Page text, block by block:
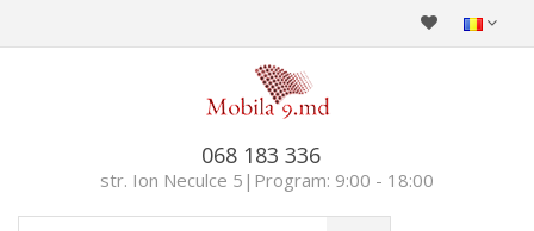
068 183 336
str. Ion Neculce 5|Program: 9:00 - 18:00